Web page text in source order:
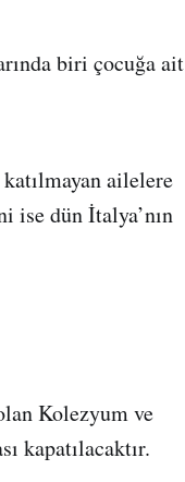
biri çocuğa ait
ailelere
ise dün İtalya’nın
Kolezyum ve
kapatılacaktır.